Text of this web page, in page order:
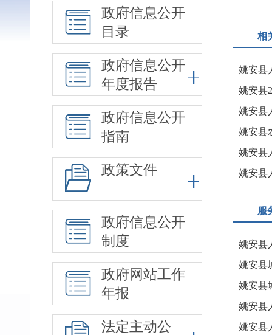
政府信息公开
目录
政府信息公开
年度报告
政府信息公开
指南
政策文件
政府信息公开
制度
政府网站工作
年报
法定主动公
相
姚安县
姚安县
姚安县
姚安县
服
姚安县
姚安县
姚安县
姚安县